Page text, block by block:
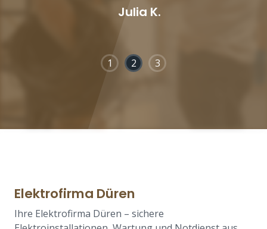
Julia K.
1 2 3
Elektrofirma Düren
Ihre Elektrofirma Düren – sichere